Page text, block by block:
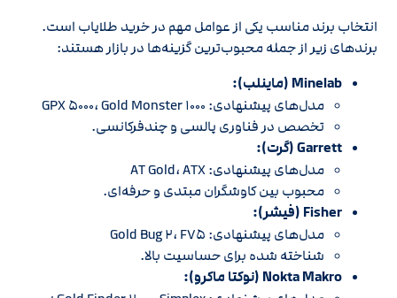
انتخاب برند مناسب یکی از عوامل مهم در خرید طلایاب است.
برندهای زیر از جمله محبوب‌ترین گزینه‌ها در بازار هستند:
Minelab (ماینلب):
مدل‌های پیشنهادی: GPX ۵۰۰۰، Gold Monster ۱۰۰۰
تخصص در فناوری پالسی و چندفرکانسی.
Garrett (گرت):
مدل‌های پیشنهادی: AT Gold، ATX
محبوب بین کاوشگران مبتدی و حرفه‌ای.
Fisher (فیشر):
مدل‌های پیشنهادی: Gold Bug ۲، F۷۵
شناخته شده برای حساسیت بالا.
Nokta Makro (نوکتا ماکرو):